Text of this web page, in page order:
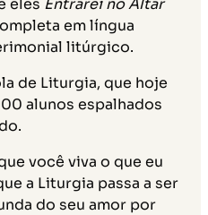
em língua
litúrgico.
de Liturgia, que hoje
alunos espalhados
você viva o que eu
a Liturgia passa a ser
do seu amor por